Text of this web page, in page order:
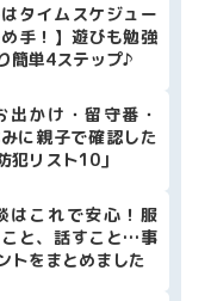
タイムスケジュー
手！】遊びも勉強
簡単4ステップ♪
出かけ・留守番・
に親子で確認した
犯リスト10」
はこれで安心！服
と、話すこと…事
トをまとめました